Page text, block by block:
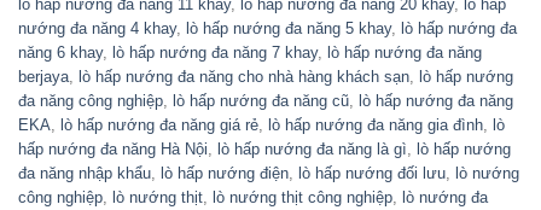
lò hấp nướng đa năng 11 khay, lò hấp nướng đa năng 20 khay, lò hấp
nướng đa năng 4 khay, lò hấp nướng đa năng 5 khay, lò hấp nướng đa
năng 6 khay, lò hấp nướng đa năng 7 khay, lò hấp nướng đa năng
berjaya lò hấp nướng đa năng cho nhà hàng khách sạn lò hấp nướng
đa năng công nghiệp lò hấp nướng đa năng cũ lò hấp nướng đa năng
EKA lò hấp nướng đa năng giá rẻ lò hấp nướng đa năng gia đình lò
hấp nướng đa năng Hà Nội lò hấp nướng đa năng là gì lò hấp nướng
đa năng nhập khẩu lò hấp nướng điện lò hấp nướng đối lưu lò nướng
công nghiệp lò nướng thịt lò nướng thịt công nghiệp lò nướng đa